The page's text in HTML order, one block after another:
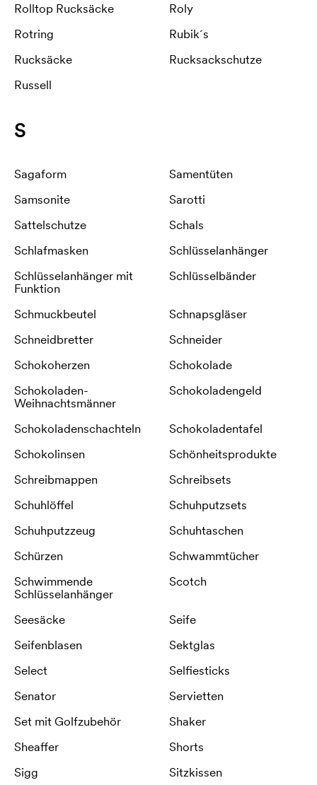
Rolltop Rucksäcke
Roly
Rotring
Rubik´s
Rucksäcke
Rucksackschutze
Russell
S
Sagaform
Samentüten
Samsonite
Sarotti
Sattelschutze
Schals
Schlafmasken
Schlüsselanhänger
Schlüsselanhänger mit
Funktion
Schlüsselbänder
Schmuckbeutel
Schnapsgläser
Schneidbretter
Schneider
Schokoherzen
Schokolade
Schokoladen-
Weihnachtsmänner
Schokoladengeld
Schokoladenschachteln
Schokoladentafel
Schokolinsen
Schönheitsprodukte
Schreibmappen
Schreibsets
Schuhlöffel
Schuhputzsets
Schuhputzzeug
Schuhtaschen
Schürzen
Schwammtücher
Schwimmende
Schlüsselanhänger
Scotch
Seesäcke
Seife
Seifenblasen
Sektglas
Select
Selfiesticks
Senator
Servietten
Set mit Golfzubehör
Shaker
Sheaffer
Shorts
Sigg
Sitzkissen